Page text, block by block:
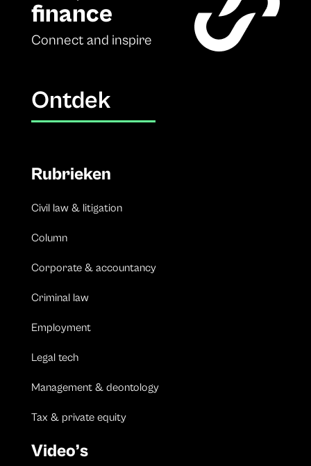
finance
Connect and inspire
Ontdek
Rubrieken
Civil law & litigation
Column
Corporate & accountancy
Criminal law
Employment
Legal tech
Management & deontology
Tax & private equity
Video’s